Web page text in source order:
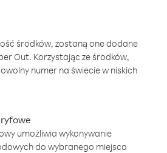
środków, zostaną one dodane
Out. Korzystając ze środków,
numer na świecie w niskich
umożliwia wykonywanie
do wybranego miejsca